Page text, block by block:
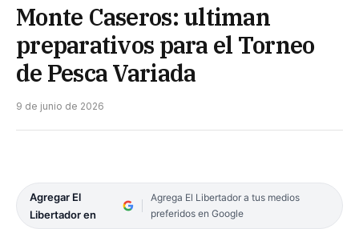
Monte Caseros: ultiman
preparativos para el Torneo
de Pesca Variada
9 de junio de 2026
Agregar El
Libertador en
Agrega El Libertador a tus medios
preferidos en Google